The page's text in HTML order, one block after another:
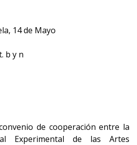
14 de Mayo
b y n
de cooperación entre la
Experimental de las Artes